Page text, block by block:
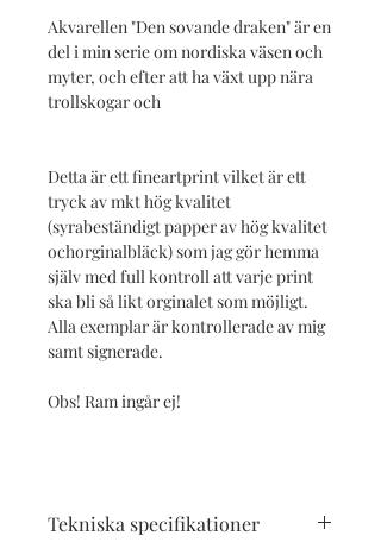
Akvarellen "Den sovande draken" är en
del i min serie om nordiska väsen och
myter, och efter att ha växt upp nära
trollskogar och
Detta är ett fineartprint vilket är ett
tryck av mkt hög kvalitet
(syrabeständigt papper av hög kvalitet
ochorginalbläck) som jag gör hemma
själv med full kontroll att varje print
ska bli så likt orginalet som möjligt.
Alla exemplar är kontrollerade av mig
samt signerade.
Obs! Ram ingår ej!
Tekniska specifikationer